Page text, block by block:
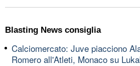
Blasting News consiglia
Calciomercato: Juve piacciono
Romero all'Atleti, Monaco su